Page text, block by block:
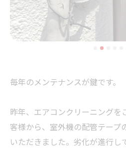
毎年のメンテナンスが鍵です。
昨年、エアコンクリーニングを
客様から、室外機の配管テープ
いただきました。劣化が進行し